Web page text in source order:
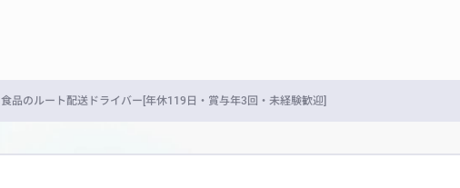
食品のルート配送ドライバー[年休119日・賞与年3回・未経験歓迎]